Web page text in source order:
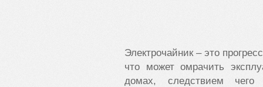
Электрочайник – это
что может омрачить
домах, следствием чего